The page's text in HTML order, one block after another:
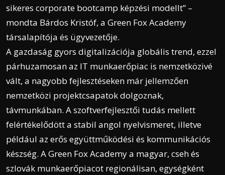
sikeres corporate bootcamp képzési modellt” –
mondta Bárdos Kristóf, a Green Fox Academy
társalapítója és ügyvezetője.
A gazdaság gyors digitalizációja globális trend, ezzel
párhuzamosan az IT munkaerőpiac is nemzetközivé
vált, a nagyobb fejlesztéseken már jellemzően
nemzetközi projektcsapatok dolgoznak,
távmunkában. A szoftverfejlesztői tudás mellett
felértékelődött a stabil angol nyelvismeret, illetve
például az erős együttműködési és kommunikációs
készség. A Green Fox Academy a magyar, cseh és
szlovák munkaerőpiacot regionálisan, egységként